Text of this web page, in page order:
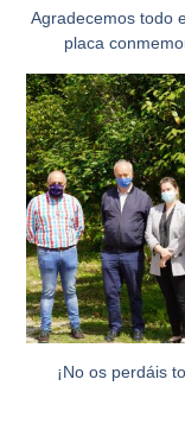
Agradecemos todo
placa
¡No os perdáis